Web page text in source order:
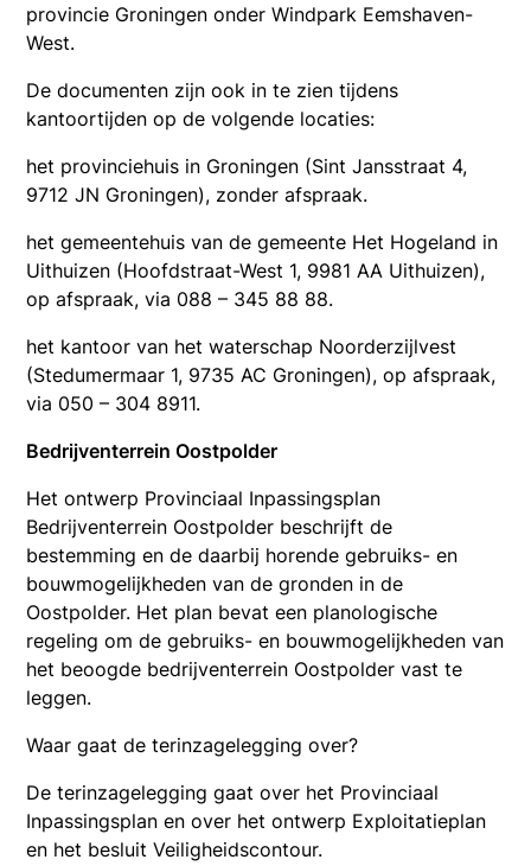
provincie Groningen onder Windpark Eemshaven-
West.
De documenten zijn ook in te zien tijdens
kantoortijden op de volgende locaties:
het provinciehuis in Groningen (Sint Jansstraat 4,
9712 JN Groningen), zonder afspraak.
het gemeentehuis van de gemeente Het Hogeland in
Uithuizen (Hoofdstraat-West 1, 9981 AA Uithuizen),
op afspraak, via 088 – 345 88 88.
het kantoor van het waterschap Noorderzijlvest
(Stedumermaar 1, 9735 AC Groningen), op afspraak,
via 050 – 304 8911.
Bedrijventerrein Oostpolder
Het ontwerp Provinciaal Inpassingsplan
Bedrijventerrein Oostpolder beschrijft de
bestemming en de daarbij horende gebruiks- en
bouwmogelijkheden van de gronden in de
Oostpolder. Het plan bevat een planologische
regeling om de gebruiks- en bouwmogelijkheden van
het beoogde bedrijventerrein Oostpolder vast te
leggen.
Waar gaat de terinzagelegging over?
De terinzagelegging gaat over het Provinciaal
Inpassingsplan en over het ontwerp Exploitatieplan
en het besluit Veiligheidscontour.